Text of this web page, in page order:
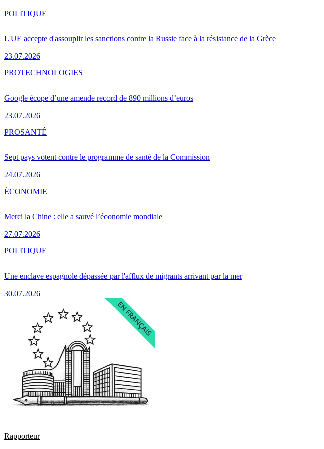
L'UE accepte d'assouplir les sanctions contre la Russie face à la résistance de la Grèce
23.07.2026
POLITIQUE
Google écope d’une amende record de 890 millions d’euros
23.07.2026
PROTECHNOLOGIES
Sept pays votent contre le programme de santé de la Commission
24.07.2026
PROSANTÉ
Merci la Chine : elle a sauvé l’économie mondiale
27.07.2026
ÉCONOMIE
Une enclave espagnole dépassée par l'afflux de migrants arrivant par la mer
30.07.2026
POLITIQUE
Rapporteur